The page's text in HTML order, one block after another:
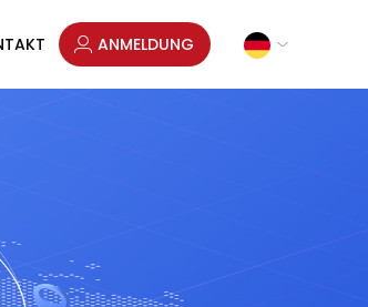
ANMELDUNG